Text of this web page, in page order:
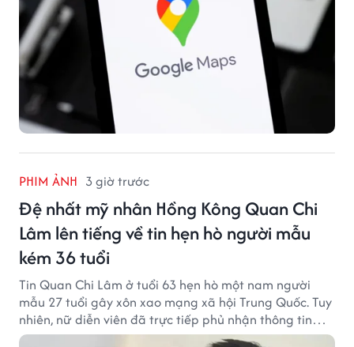
PHIM ẢNH 3 giờ trước
Đệ nhất mỹ nhân Hồng Kông Quan Chi
Lâm lên tiếng về tin hẹn hò người mẫu
kém 36 tuổi
Tin Quan Chi Lâm ở tuổi 63 hẹn hò một nam người
mẫu 27 tuổi gây xôn xao mạng xã hội Trung Quốc. Tuy
nhiên, nữ diễn viên đã trực tiếp phủ nhận thông tin
này.